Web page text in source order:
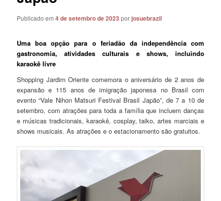
Publicado em4 de setembro de 2023 porjosuebrazil
Uma boa opção para o feriadão da independência com
gastronomia, atividades culturais e shows, incluindo
karaokê livre
Shopping Jardim Oriente comemora o aniversário de 2 anos de
expansão e 115 anos de imigração japonesa no Brasil com
evento “Vale Nihon Matsuri Festival Brasil Japão”, de 7 a 10 de
setembro, com atrações para toda a família que incluem danças
e músicas tradicionais, karaokê, cosplay, taiko, artes marciais e
shows musicais. As atrações e o estacionamento são gratuitos.